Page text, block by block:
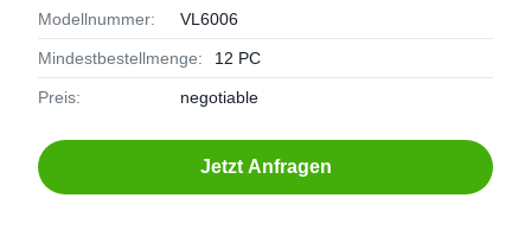
Modellnummer: VL6006
Mindestbestellmenge: 12 PC
Preis: negotiable
Jetzt Anfragen